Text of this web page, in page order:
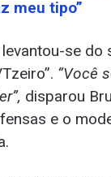
meu tipo”
se
“Você
disparou
e o